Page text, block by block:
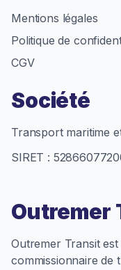
Mentions légales
Politique de
CGV
Société
Transport maritime
SIRET :
Outremer
Outremer Transit
commissionnaire de